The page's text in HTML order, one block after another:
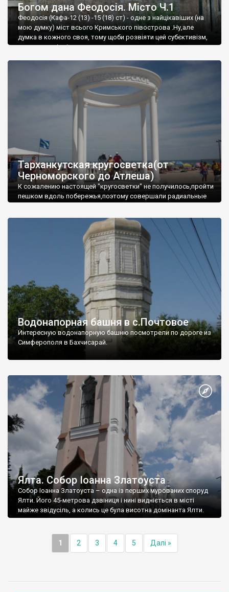
Богом дана Феодосія. Місто Ч.1
Феодосія (Кафа-12 (13) -15 (18) ст) - одне з найцікавіших (на
мою думку) міст всього Кримського півострова .Ну,але
думка в кожного своя, тому щоби розвіяти цей субєктивізм,
запрошую відвідати це
Тарханкутская кругосветка(от
Черноморского до Атлеша)
К сожалению настоящей "кругосветки" не получилось,пройти
пешком вдоль побережья,поэтому совершали радиальные
Водонапорная башня в с.Почтовое
Интересную водонапорную башню посмотрели по дороге из
Симферополя в Бахчисарай.
Ялта. Собор Іоанна Златоуста
Собор Іоанна Златоуста – одна із перших мурованих споруд
Ялти. Його 45-метрова дзвіниця і нині видніється в місті
майже звідусіль, а колись це була висотна домінанта Ялти.
1 2 3 4 5 Далі »